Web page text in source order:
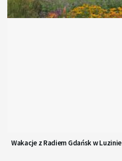
Wakacje z Radiem Gdańsk w Luzinie